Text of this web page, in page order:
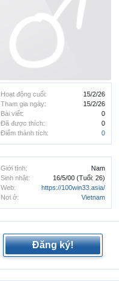
Hoạt động cuối:
15/2/26
Tham gia ngày:
15/2/26
Bài viết:
0
Đã được thích:
0
Điểm thành tích:
0
Giới tính:
Nam
Sinh nhật:
16/5/00 (Tuổi: 26)
Web:
https://100win33.asia/
Nơi ở:
Vietnam
Đăng ký!